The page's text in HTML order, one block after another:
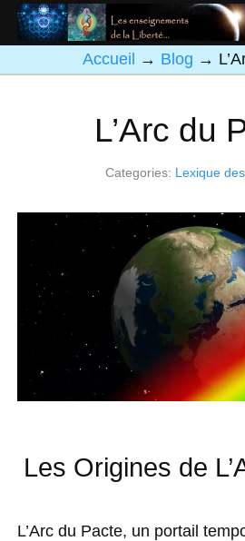
Accueil → Blog →
L’Arc du
Categories: Lexique
Les Origines de
L’Arc du Pacte, un portail